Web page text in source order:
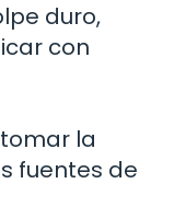
duro,
con
la
fuentes de